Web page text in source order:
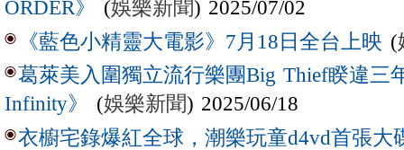
ORDER》
(娛樂新聞) 2025/07/02
《藍色小精靈大電影》7月18日全台上映 (
葛萊美入圍獨立流行樂團Big Thief睽違三
Infinity》
(娛樂新聞) 2025/06/18
衣櫥宅錄爆紅全球，潮樂玩童d4vd首張大